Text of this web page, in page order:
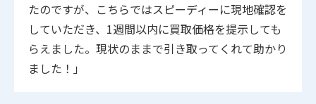
たのですが、こちらではスピーディーに現地確認を
していただき、1週間以内に買取価格を提示しても
らえました。現状のままで引き取ってくれて助かり
ました！」